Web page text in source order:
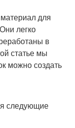
для
легко
в
статье мы
можно создать
следующие